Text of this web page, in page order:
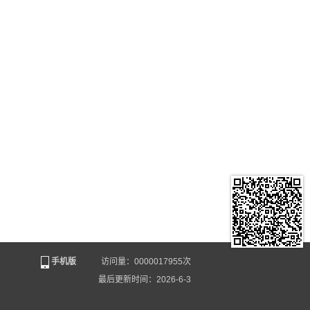
手机版 访问量： 0000017955次
最后更新时间： 2026-6-3